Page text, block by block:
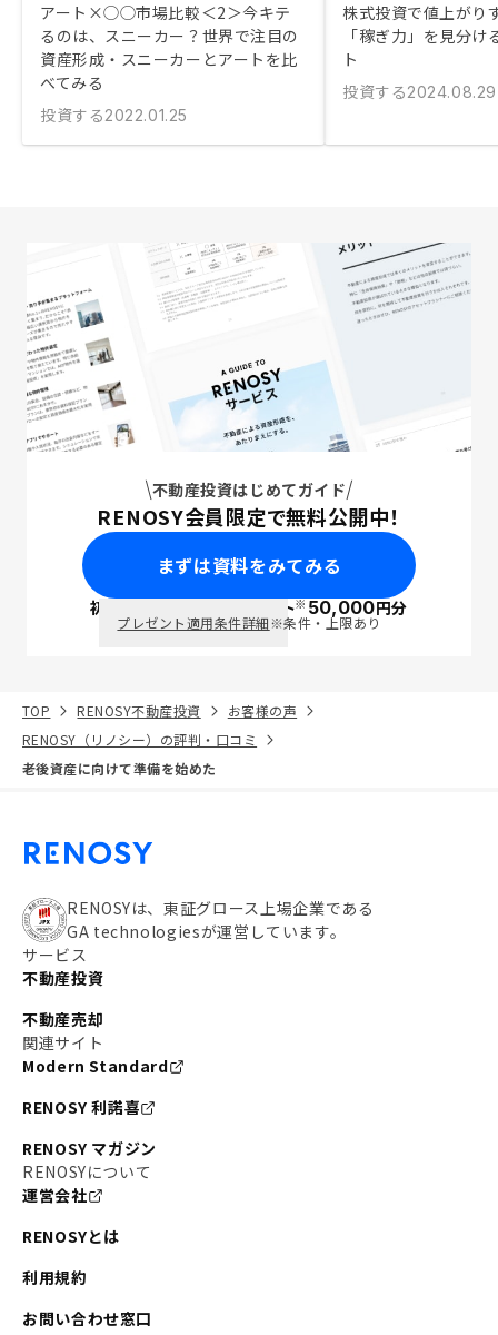
アート×◯◯市場比較＜2＞今キテ
るのは、スニーカー？世界で注目の
資産形成・スニーカーとアートを比
べてみる
投資する2022.01.25
株式投資で値上がり
「稼ぎ力」を見分
ト
投資する2024.08.29
不動産投資はじめてガイド
RENOSY会員限定で無料公開中！
まずは資料をみてみる
初回面談で ポイント※50,000円分
プレゼント適用条件詳細※条件・上限あり
TOP RENOSY不動産投資
お客様の声
RENOSY（リノシー）の評判・口コミ
老後資産に向けて準備を始めた
RENOSYは、東証グロース上場企業である
GA technologiesが運営しています。
サービス
不動産投資
不動産売却
関連サイト
Modern Standard
RENOSY 利諾喜
RENOSY マガジン
RENOSYについて
運営会社
RENOSYとは
利用規約
お問い合わせ窓口